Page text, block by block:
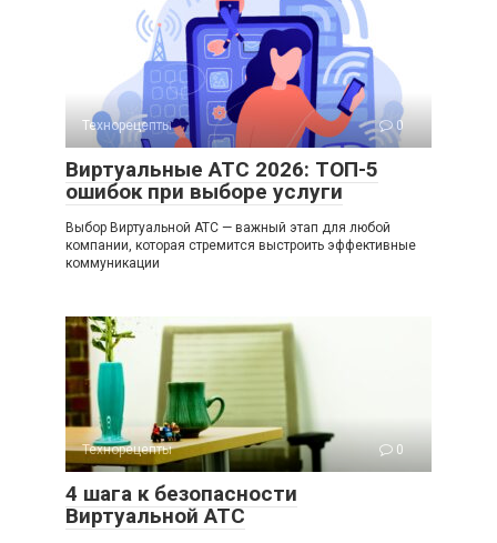
Технорецепты 0
Виртуальные АТС 2026: ТОП-5
ошибок при выборе услуги
Выбор Виртуальной АТС — важный этап для любой
компании, которая стремится выстроить эффективные
коммуникации
Технорецепты 0
4 шага к безопасности
Виртуальной АТС